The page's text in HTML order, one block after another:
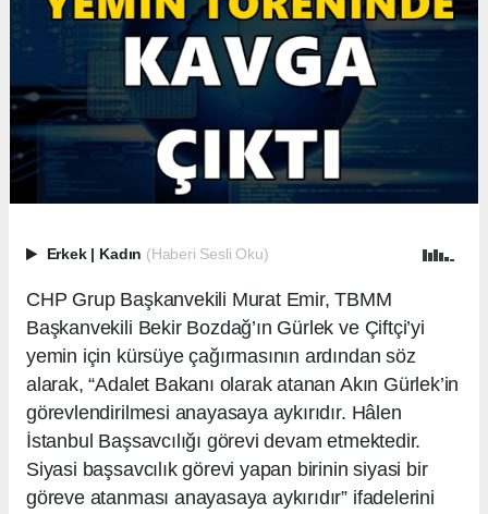
Erkek Kadın (Haberi Sesli Oku)
CHP Grup Başkanvekili Murat Emir, TBMM
Başkanvekili Bekir Bozdağ’ın Gürlek ve Çiftçi’yi
yemin için kürsüye çağırmasının ardından söz
alarak, “Adalet Bakanı olarak atanan Akın Gürlek’in
görevlendirilmesi anayasaya aykırıdır. Hâlen
İstanbul Başsavcılığı görevi devam etmektedir.
Siyasi başsavcılık görevi yapan birinin siyasi bir
göreve atanması anayasaya aykırıdır” ifadelerini